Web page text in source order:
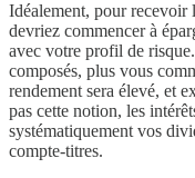
Idéalement, pour recevoir
devriez commencer à
avec votre profil de
composés, plus vous
rendement sera élevé, et
pas cette notion, les
systématiquement vos
compte-titres.